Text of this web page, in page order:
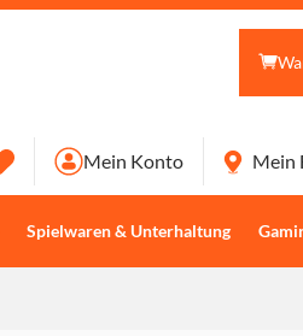
Spielwaren & Unterhaltung
Mein Konto Mein